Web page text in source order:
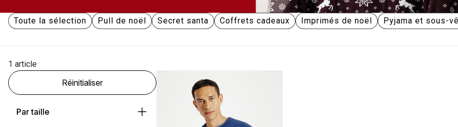
Toute la sélection Pull de noël Secret santa Coffrets cadeaux Imprimés de noël Pyjama et sous-
1 article
Réinitialiser
Par taille